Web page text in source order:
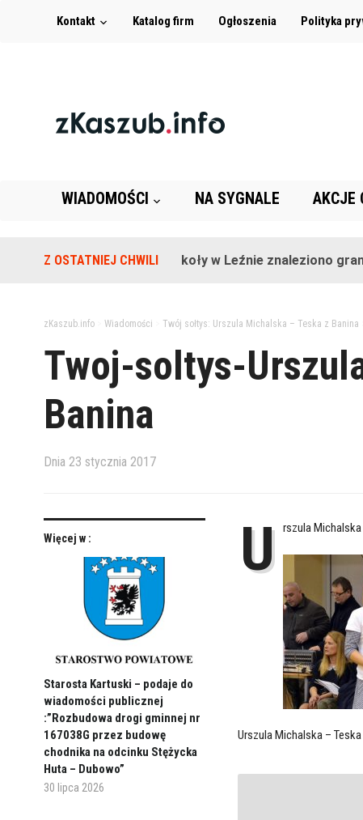
Kontakt Katalog firm Ogłoszenia Polityka
WIADOMOŚCI NA SYGNALE AKCJE
Z OSTATNIEJ CHWILI
Na terenie szkoły w Leźnie znaleziono granat!
zKaszub.info> Wiadomości Twój sołtys: Urszula Michalska – Teska z Banina
Twoj-soltys-
Banina
Dnia 23 stycznia 2017
Więcej w :
Starosta Kartuski – podaje do
wiadomości publicznej
:”Rozbudowa drogi gminnej nr
167038G przez budowę
chodnika na odcinku Stężycka
Huta – Dubowo”
30 lipca 2026
U rszula
Urszula Michalska –